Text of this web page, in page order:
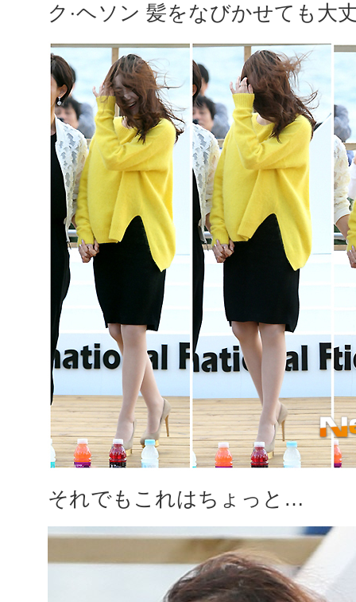
ク·ヘソン 髪をなびかせても大
それでもこれはちょっと…